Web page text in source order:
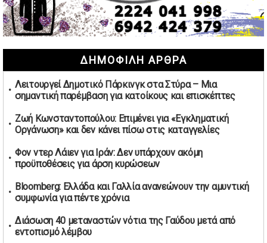
Μαρινάκης: Ο Ανδρουλάκης υπαναχώρησε στις
συμφωνίες για τις Ανεξάρτητες Αρχές
02/05/2026 | 09:36
Ψηφιακός έλεγχος στην αγορά: QR code για πωλήσεις
καπνικών και αλκοόλ σε 88.000 σημεία
02/05/2026 | 06:26
Καύσιμα αεροσκαφών: Διαβεβαιώσεις ΕΕ για επάρκεια
01/05/2026 | 19:54
Βελόπουλος: Κριτική σε πολιτικούς αρχηγούς για
δηλώσεις την Πρωτομαγιά
01/05/2026 | 19:33
Υπερβολική ταχύτητα στο Αλιβέρι οδήγησε σε σύλληψη
38χρονου οδηγού
01/05/2026 | 19:12
Υποψηφιότητες για τις εκλογές νέας διοίκησης του ΑΟ
Νέων Στύρων
ΔΗΜΟΦΙΛΗ ΑΡΘΡΑ
Λειτουργεί Δημοτικό Πάρκινγκ στα Στύρα – Μια
σημαντική παρέμβαση για κατοίκους και επισκέπτες
Ζωή Κωνσταντοπούλου: Επιμένει για «Εγκληματική
Οργάνωση» και δεν κάνει πίσω στις καταγγελίες
Φον ντερ Λάιεν για Ιράν: Δεν υπάρχουν ακόμη
προϋποθέσεις για άρση κυρώσεων
Bloomberg: Ελλάδα και Γαλλία ανανεώνουν την αμυντική
συμφωνία για πέντε χρόνια
Διάσωση 40 μεταναστών νότια της Γαύδου μετά από
εντοπισμό λέμβου